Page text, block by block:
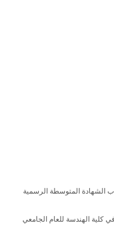
الشهادة المتوسطة الرسمية
كلية الهندسة للعام الجامعي